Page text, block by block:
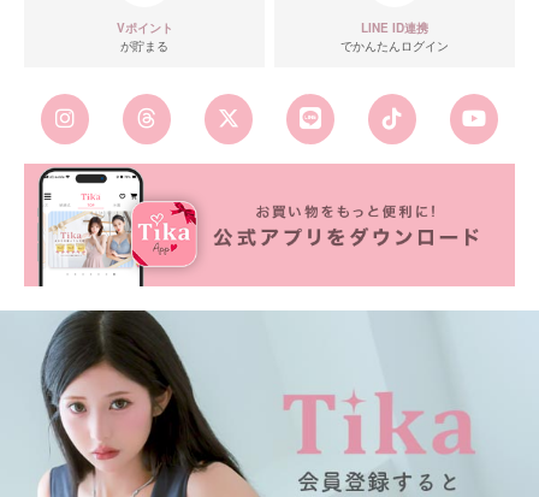
■カラーバリエーション
Vポイント
が貯まる
LINE ID連携
でかんたんログイン